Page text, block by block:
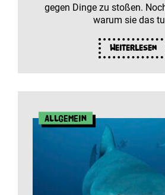
gegen Dinge zu stoßen.
warum sie das
Weiterlesen
Allgemein